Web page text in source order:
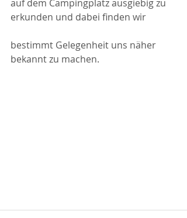
auf dem Campingplatz ausgiebig zu
erkunden und dabei finden wir
bestimmt Gelegenheit uns näher
bekannt zu machen.